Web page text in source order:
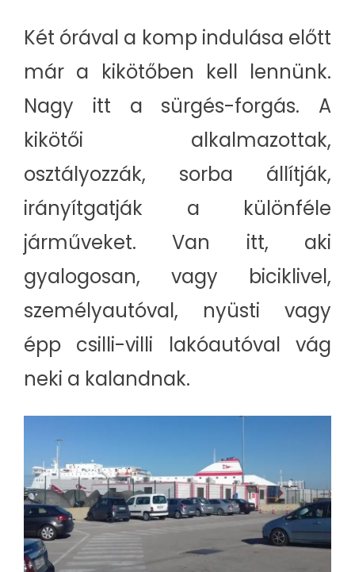
Két órával a komp indulása előtt
már a kikötőben kell lennünk.
Nagy itt a sürgés-forgás. A
kikötői alkalmazottak,
osztályozzák, sorba állítják,
irányítgatják a különféle
járműveket. Van itt, aki
gyalogosan, vagy biciklivel,
személyautóval, nyüsti vagy
épp csilli-villi lakóautóval vág
neki a kalandnak.